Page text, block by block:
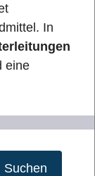
In
eine
Suchen